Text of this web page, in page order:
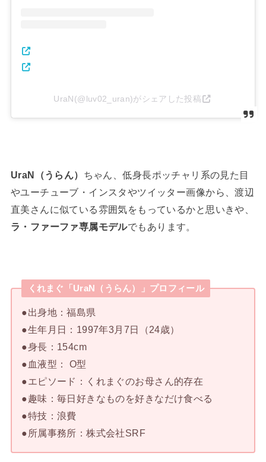
UraN(@luv02_uran)がシェアした投稿
UraN（うらん） ちゃん、低身長ポッチャリ系の見た目
やユーチューブ・インスタやツイッター画像から、渡辺
直美さんに似ている雰囲気をもっているかと思いきや、
ラ・ファーファ専属モデルでもあります。
くれまぐ「UraN（うらん）」プロフィール
●出身地：福島県
●生年月日：1997年3月7日（24歳）
●身長：154cm
●血液型： O型
●エピソード：くれまぐのお母さん的存在
●趣味：毎日好きなものを好きなだけ食べる
●特技：浪費
●所属事務所：株式会社SRF